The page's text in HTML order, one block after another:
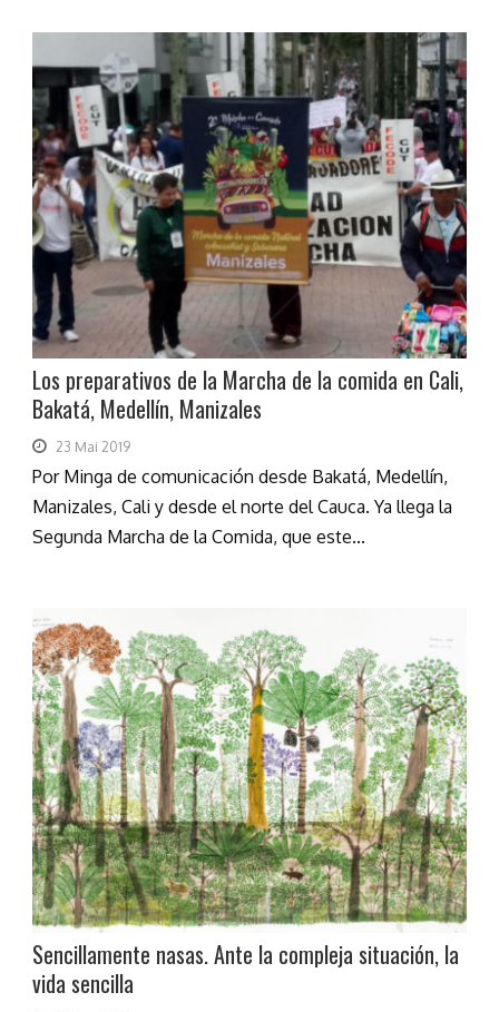
Los preparativos de la Marcha de la comida en Cali,
Bakatá, Medellín, Manizales
23 Mai 2019
Por Minga de comunicación desde Bakatá, Medellín,
Manizales, Cali y desde el norte del Cauca. Ya llega la
Segunda Marcha de la Comida, que este...
Sencillamente nasas. Ante la compleja situación, la
vida sencilla